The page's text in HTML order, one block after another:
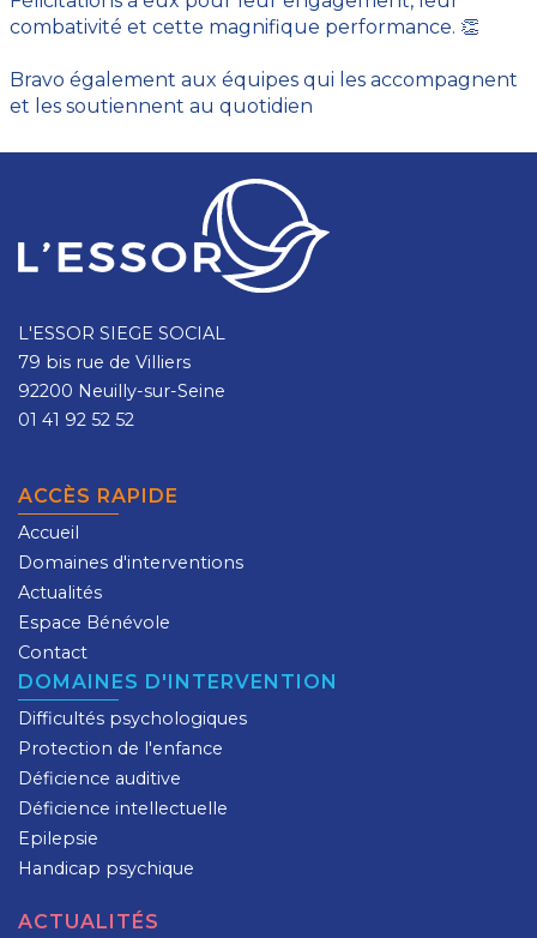
combativité et cette magnifique performance. 👏
Bravo également aux équipes qui les accompagnent
et les soutiennent au quotidien
L'ESSOR SIEGE SOCIAL
79 bis rue de Villiers
92200 Neuilly-sur-Seine
01 41 92 52 52
ACCÈS RAPIDE
Accueil
Domaines d'interventions
Actualités
Espace Bénévole
Contact
DOMAINES D'INTERVENTION
Difficultés psychologiques
Protection de l'enfance
Déficience auditive
Déficience intellectuelle
Epilepsie
Handicap psychique
ACTUALITÉS